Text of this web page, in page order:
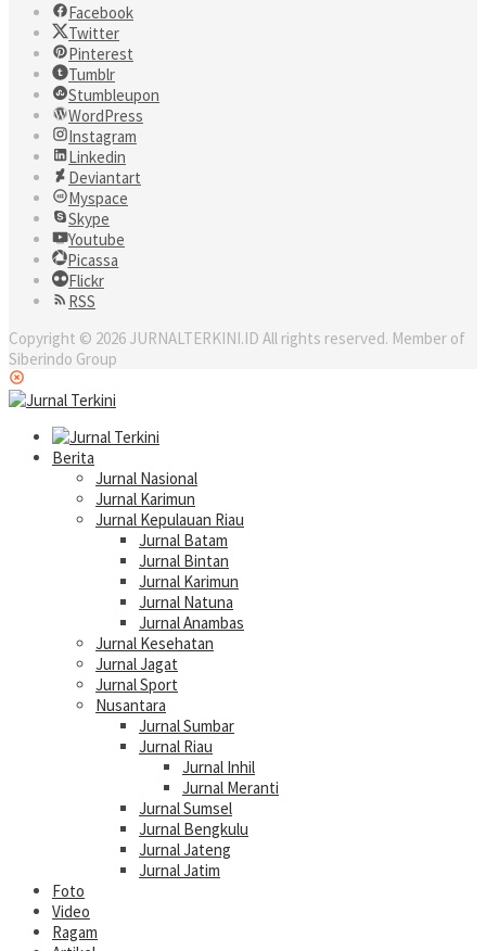
Facebook
Twitter
Pinterest
Tumblr
Stumbleupon
WordPress
Instagram
Linkedin
Deviantart
Myspace
Skype
Youtube
Picassa
Flickr
RSS
Copyright © 2026 JURNALTERKINI.ID All rights reserved. Member of
Siberindo Group
Berita
Jurnal Nasional
Jurnal Karimun
Jurnal Kepulauan Riau
Jurnal Batam
Jurnal Bintan
Jurnal Karimun
Jurnal Natuna
Jurnal Anambas
Jurnal Kesehatan
Jurnal Jagat
Jurnal Sport
Nusantara
Jurnal Sumbar
Jurnal Riau
Jurnal Inhil
Jurnal Meranti
Jurnal Sumsel
Jurnal Bengkulu
Jurnal Jateng
Jurnal Jatim
Foto
Video
Ragam